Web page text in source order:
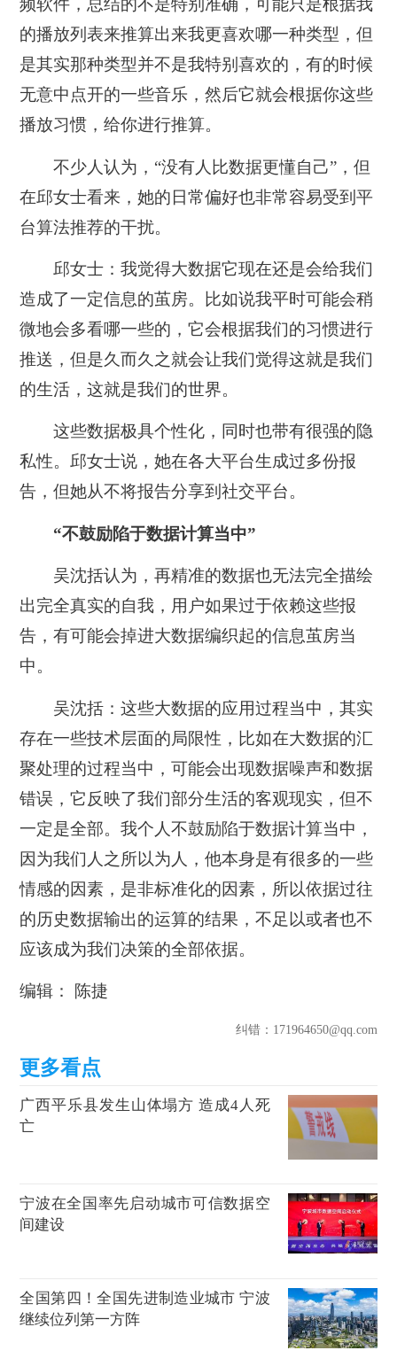
频软件，总结的不是特别准确，可能只是根据我
的播放列表来推算出来我更喜欢哪一种类型，但
是其实那种类型并不是我特别喜欢的，有的时候
无意中点开的一些音乐，然后它就会根据你这些
播放习惯，给你进行推算。
不少人认为，“没有人比数据更懂自己”，但
在邱女士看来，她的日常偏好也非常容易受到平
台算法推荐的干扰。
邱女士：我觉得大数据它现在还是会给我们
造成了一定信息的茧房。比如说我平时可能会稍
微地会多看哪一些的，它会根据我们的习惯进行
推送，但是久而久之就会让我们觉得这就是我们
的生活，这就是我们的世界。
这些数据极具个性化，同时也带有很强的隐
私性。邱女士说，她在各大平台生成过多份报
告，但她从不将报告分享到社交平台。
“不鼓励陷于数据计算当中”
吴沈括认为，再精准的数据也无法完全描绘
出完全真实的自我，用户如果过于依赖这些报
告，有可能会掉进大数据编织起的信息茧房当
中。
吴沈括：这些大数据的应用过程当中，其实
存在一些技术层面的局限性，比如在大数据的汇
聚处理的过程当中，可能会出现数据噪声和数据
错误，它反映了我们部分生活的客观现实，但不
一定是全部。我个人不鼓励陷于数据计算当中，
因为我们人之所以为人，他本身是有很多的一些
情感的因素，是非标准化的因素，所以依据过往
的历史数据输出的运算的结果，不足以或者也不
应该成为我们决策的全部依据。
编辑： 陈捷
纠错：171964650@qq.com
广西平乐县发生山体塌方 造成4人死
亡
宁波在全国率先启动城市可信数据空
间建设
全国第四！全国先进制造业城市 宁波
继续位列第一方阵